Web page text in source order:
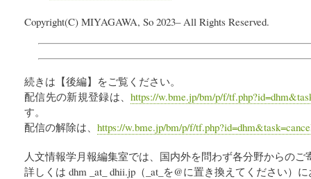
Copyright(C) MIYAGAWA, So 2023– All Rights Reserved.
続きは【後編】をご覧ください。
配信先の新規登録は、https://w.bme.jp/bm/p/f/
す。
配信の解除は、 https://w.bme.jp/bm/p/f/
人文情報学月報編集室では、国内外を問わず各分野からの
詳しくは dhm _at_ dhii.jp（_at_を@に置き換えてください）